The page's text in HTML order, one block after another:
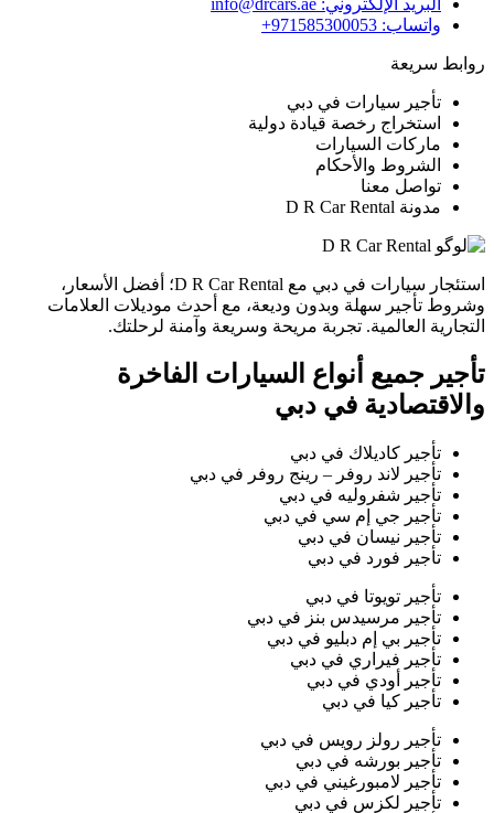
واتساب: ‎+971585300053
روابط سريعة
تأجير سيارات في دبي
استخراج رخصة قيادة دولية
ماركات السيارات
الشروط والأحكام
تواصل معنا
مدونة D R Car Rental
استئجار سيارات في دبي مع D R Car Rental؛ أفضل الأسعار،
وشروط تأجير سهلة وبدون وديعة، مع أحدث موديلات العلامات
التجارية العالمية. تجربة مريحة وسريعة وآمنة لرحلتك.
تأجير جميع أنواع السيارات الفاخرة
والاقتصادية في دبي
تأجير كاديلاك في دبي
تأجير لاند روفر – رينج روفر في دبي
تأجير شفروليه في دبي
تأجير جي إم سي في دبي
تأجير نيسان في دبي
تأجير فورد في دبي
تأجير تويوتا في دبي
تأجير مرسيدس بنز في دبي
تأجير بي إم دبليو في دبي
تأجير فيراري في دبي
تأجير أودي في دبي
تأجير كيا في دبي
تأجير رولز رويس في دبي
تأجير بورشه في دبي
تأجير لامبورغيني في دبي
تأجير لكزس في دبي